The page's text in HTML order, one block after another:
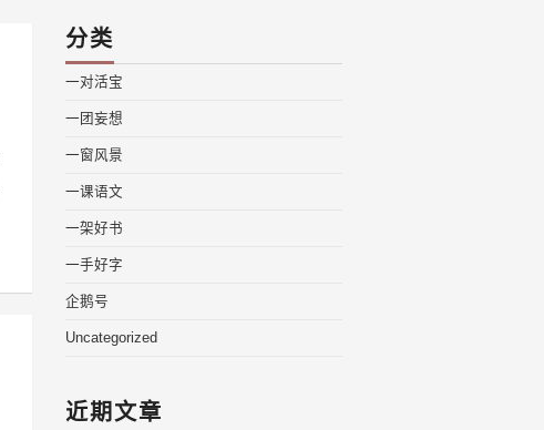
分类
一对活宝
一团妄想
一窗风景
一课语文
一架好书
一手好字
企鹅号
Uncategorized
近期文章